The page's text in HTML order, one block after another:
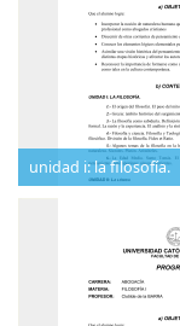
unidad i: la filosofía.